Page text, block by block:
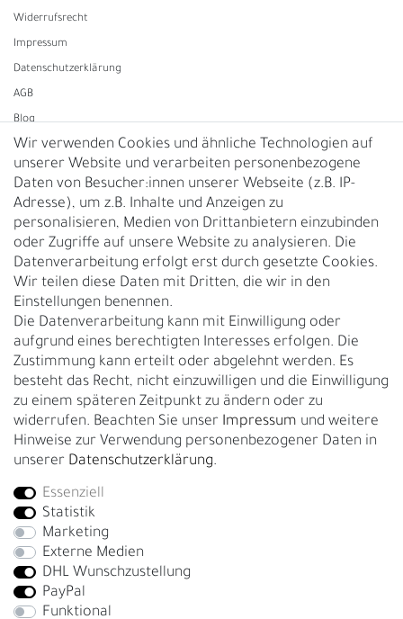
Widerrufs­recht
Impressum
Daten­schutz­erklärung
AGB
Blog
Vertrag widerrufen
UNTERNEHMEN
Nachhaltigkeit
Kontakt
Über uns
Rückgabe
Gürtelgröße messen
Garantie
GESCHÄFTSKUNDEN & HÄNDLER
B2B Geschäftskunden
Bei Fragen wenden Sie sich direkt an unser Service-Team.
+4917663727338
Montag - Freitag, 09:00 - 14:00
info@fronhofer.com
Gürtelmanufaktur Fronhofer, 93053 Regensburg, Nelkenweg 3b
Wir verwenden Cookies und ähnliche Technologien auf
unserer Website und verarbeiten personenbezogene
Daten von Besucher:innen unserer Webseite (z.B. IP-
Adresse), um z.B. Inhalte und Anzeigen zu
personalisieren, Medien von Drittanbietern einzubinden
oder Zugriffe auf unsere Website zu analysieren. Die
Datenverarbeitung erfolgt erst durch gesetzte Cookies.
Wir teilen diese Daten mit Dritten, die wir in den
Einstellungen benennen.
Die Datenverarbeitung kann mit Einwilligung oder
aufgrund eines berechtigten Interesses erfolgen. Die
Zustimmung kann erteilt oder abgelehnt werden. Es
besteht das Recht, nicht einzuwilligen und die Einwilligung
zu einem späteren Zeitpunkt zu ändern oder zu
widerrufen. Beachten Sie unser Impressum und weitere
Hinweise zur Verwendung personenbezogener Daten in
unserer Daten­schutz­erklärung.
Essenziell
Statistik
Marketing
Externe Medien
DHL Wunschzustellung
PayPal
Funktional